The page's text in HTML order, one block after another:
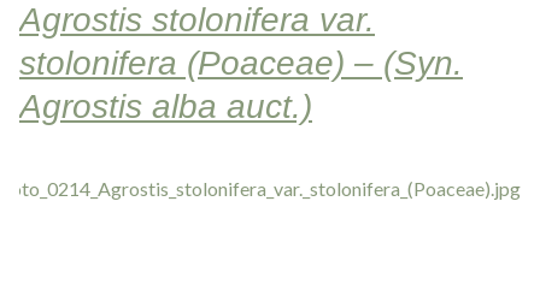
Agrostis stolonifera var.
stolonifera (Poaceae) – (Syn.
Agrostis alba auct.)